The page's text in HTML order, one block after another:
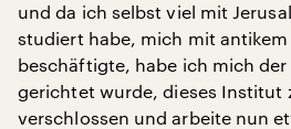
und da ich selbst viel mit
studiert habe, mich mit
beschäftigte, habe ich mich
gerichtet wurde, dieses Institut
verschlossen und arbeite nun